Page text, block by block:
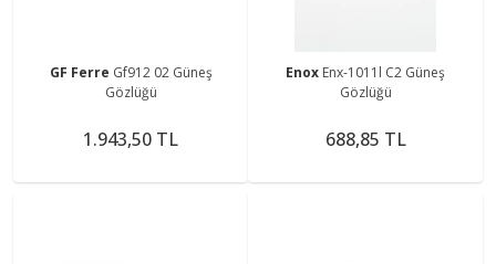
GF Ferre Gf912 02 Güneş
Gözlüğü
1.943,50 TL
Enox Enx-1011l C2 Güneş
Gözlüğü
688,85 TL